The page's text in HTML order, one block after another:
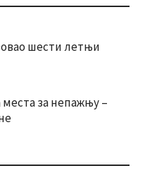
шести летњи
за непажњу –